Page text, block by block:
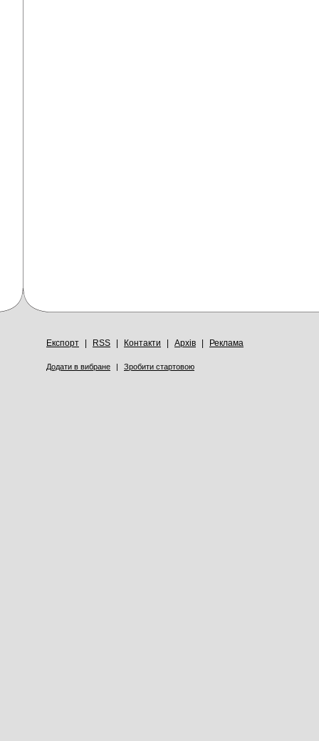
Експорт RSS Контакти Архів Реклама
Додати в вибране | Зробити стартовою